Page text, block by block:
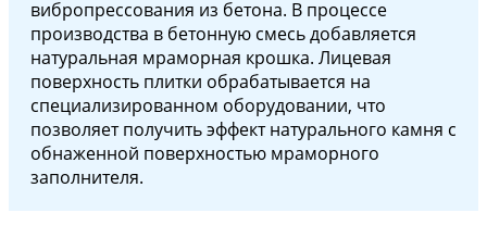
вибропрессования из бетона. В процессе
производства в бетонную смесь добавляется
натуральная мраморная крошка. Лицевая
поверхность плитки обрабатывается на
специализированном оборудовании, что
позволяет получить эффект натурального камня с
обнаженной поверхностью мраморного
заполнителя.